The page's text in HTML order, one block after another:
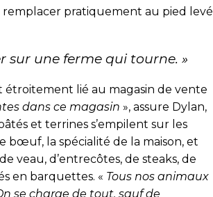
remplacer pratiquement au pied levé
sur une ferme qui tourne. »
étroitement lié au magasin de vente
dans ce magasin », assure Dylan,
et terrines s’empilent sur les
bœuf, la spécialité de la maison, et
veau, d’entrecôtes, de steaks, de
en barquettes. « Tous nos animaux
se charge de tout, sauf de